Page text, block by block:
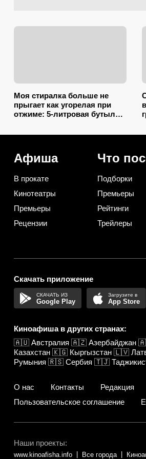
Моя стиралка больше не
прыгает как угорелая при
отжиме: 5-литровая бутылка
Афиша
В прокате
Кинотеатры
Премьеры
Рецензии
Что
Подборки
Премьеры
Рейтинги
Трейлеры
Скачать приложение
Google Play App Store
Киноафиша в других странах:
🇦🇺 Австралия 🇦🇿 Азербайджан
Казахстан 🇰🇬 Кыргызстан 🇱🇻
Румыния 🇷🇸 Сербия 🇹🇯
О нас Контакты Редакция
Пользовательское соглашение
Наши проекты:
www.kinoafisha.info Все города